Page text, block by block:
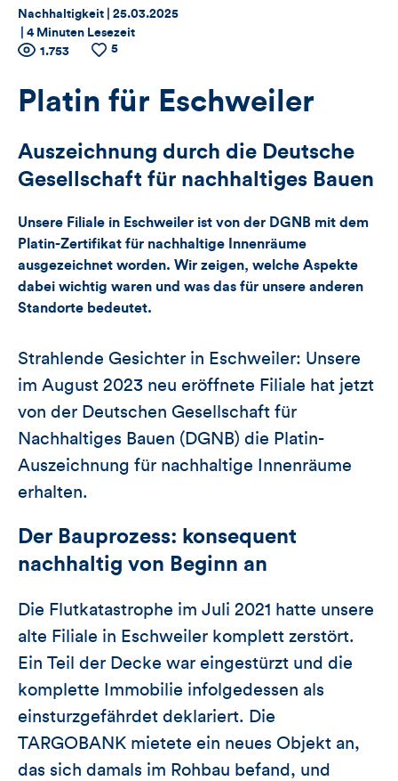
Thema:
Nachhaltigkeit | Datum:
25.03.2025
4 Minuten Lesezeit
Zähler
für
Views,
Likes
und
Kommentare
dieses
Artikels
Anzahl
Views
1.753
Anzahl
Likes
5
Platin für Eschweiler
Auszeichnung durch die Deutsche
Gesellschaft für nachhaltiges Bauen
Unsere Filiale in Eschweiler ist von der DGNB mit dem
Platin-Zertifikat für nachhaltige Innenräume
ausgezeichnet worden. Wir zeigen, welche Aspekte
dabei wichtig waren und was das für unsere anderen
Standorte bedeutet.
Strahlende Gesichter in Eschweiler: Unsere
im August 2023 neu eröffnete Filiale hat jetzt
von der Deutschen Gesellschaft für
Nachhaltiges Bauen (DGNB) die Platin-
Auszeichnung für nachhaltige Innenräume
erhalten.
Der Bauprozess: konsequent
nachhaltig von Beginn an
Die Flutkatastrophe im Juli 2021 hatte unsere
alte Filiale in Eschweiler komplett zerstört.
Ein Teil der Decke war eingestürzt und die
komplette Immobilie infolgedessen als
einsturzgefährdet deklariert. Die
TARGOBANK mietete ein neues Objekt an,
das sich damals im Rohbau befand, und